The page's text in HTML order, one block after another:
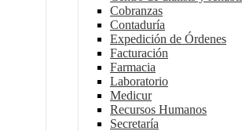
Cobranzas
Contaduría
Expedición de Órdenes
Facturación
Farmacia
Laboratorio
Medicur
Recursos Humanos
Secretaría